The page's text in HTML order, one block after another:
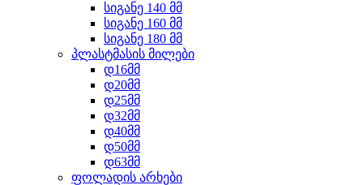
სიგანე 140 მმ
სიგანე 160 მმ
სიგანე 180 მმ
პლასტმასის მილები
დ16მმ
დ20მმ
დ25მმ
დ32მმ
დ40მმ
დ50მმ
დ63მმ
ფოლადის არხები